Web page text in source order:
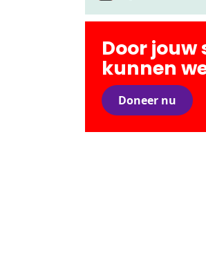
Door jouw
kunnen
Doneer nu